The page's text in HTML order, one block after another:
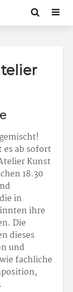
es ab sofort
Kunst
18.30
in
ihre
Die
dieses
und
fachliche